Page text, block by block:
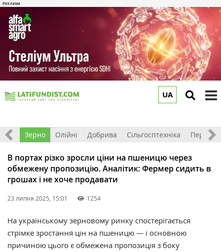
UA
Світ Зерно Олійні Добрива Сільгосптехніка
В портах різко зросли ціни на пшеницю через
обмежену пропозицію. Аналітик: Фермер сидить в
грошах і не хоче продавати
23 липня 2025, 15:01 1254
На українському зерновому ринку спостерігається
стрімке зростання цін на пшеницю — і основною
причиною цього є обмежена пропозиція з боку